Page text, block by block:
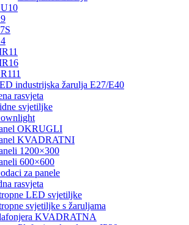
industrijska žarulja E27/E40
rasvjeta
svjetiljke
OKRUGLI
KVADRATNI
1200×300
600×600
za panele
rasvjeta
LED svjetiljke
svjetiljke s žaruljama
KVADRATNA